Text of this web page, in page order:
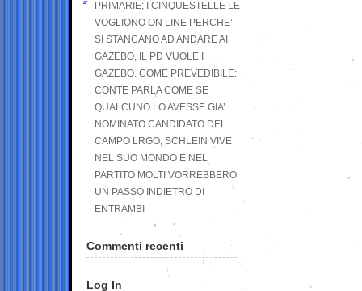
PRIMARIE; I CINQUESTELLE LE
VOGLIONO ON LINE PERCHE’
SI STANCANO AD ANDARE AI
GAZEBO, IL PD VUOLE I
GAZEBO. COME PREVEDIBILE:
CONTE PARLA COME SE
QUALCUNO LO AVESSE GIA’
NOMINATO CANDIDATO DEL
CAMPO LRGO, SCHLEIN VIVE
NEL SUO MONDO E NEL
PARTITO MOLTI VORREBBERO
UN PASSO INDIETRO DI
ENTRAMBI
Commenti recenti
Log In